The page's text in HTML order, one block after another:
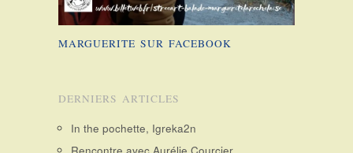
MARGUERITE SUR FACEBOOK
DERNIERS ARTICLES
In the pochette, Igreka2n